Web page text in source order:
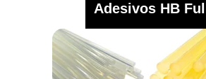
Adesivos HB